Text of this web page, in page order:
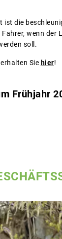
ist die
Fahrer, wenn der
soll.
Sie hier!
Frühjahr